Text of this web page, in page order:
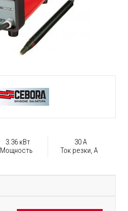
3.36 кВт
Мощность
30 А
Ток резки, А